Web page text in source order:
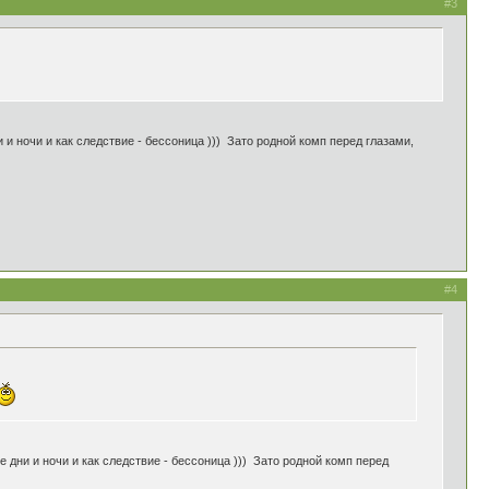
#3
ночи и как следствие - бессоница ))) Зато родной комп перед глазами,
#4
дни и ночи и как следствие - бессоница ))) Зато родной комп перед